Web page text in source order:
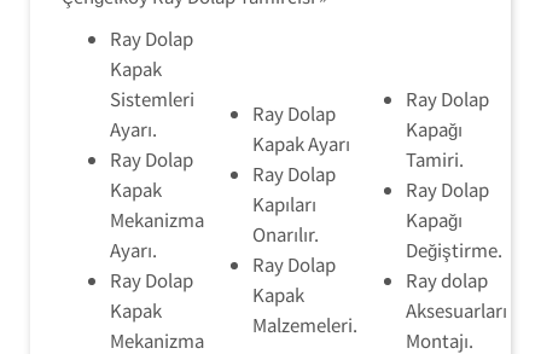
Ray Dolap
Kapak
Sistemleri
Ayarı.
Ray Dolap
Kapak
Mekanizma
Ayarı.
Ray Dolap
Kapak
Mekanizma
Ray Dolap
Kapak Ayarı
Ray Dolap
Kapıları
Onarılır.
Ray Dolap
Kapak
Malzemeleri.
Ray Dolap
Kapağı
Tamiri.
Ray Dolap
Kapağı
Değiştirme.
Ray dolap
Aksesuarları
Montajı.